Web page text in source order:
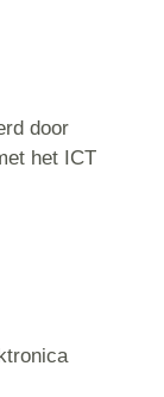
door
het ICT